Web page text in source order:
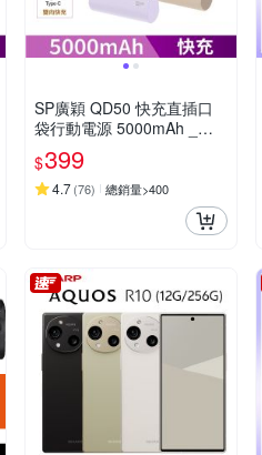
SP廣穎 QD50 快充直插口
袋行動電源 5000mAh _具W
h標示
$399
4.7(76) 總銷量>400